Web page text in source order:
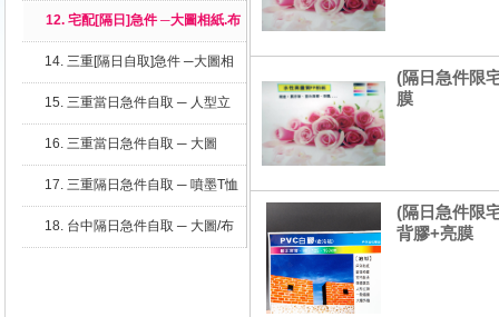
12. 宅配[隔日]急件 ─大圖相紙.布
14. 三重[隔日自取]急件 ─大圖相
15. 三重當日急件自取 ─ 人型立
16. 三重當日急件自取 ─ 大圖
17. 三重隔日急件自取 ─ 噴墨T恤
18. 台中隔日急件自取 ─ 大圖/布
(隔日急件限
膜
(隔日急件限
背膠+亮膜